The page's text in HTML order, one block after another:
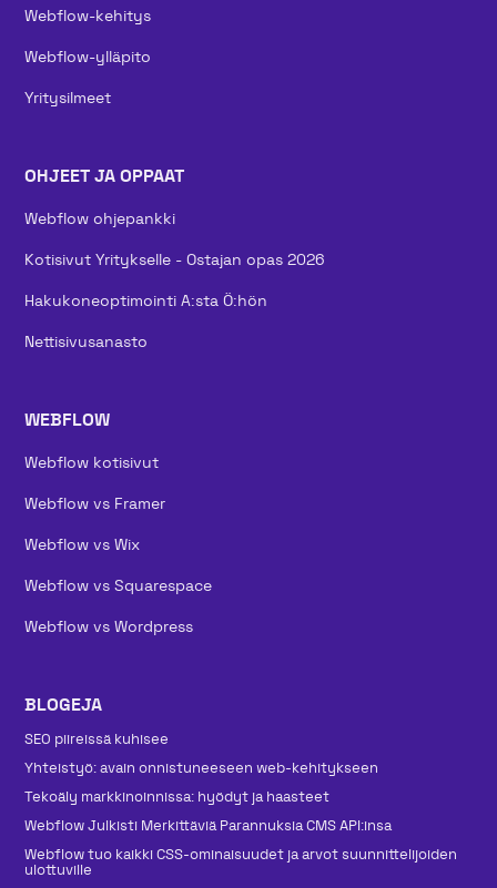
Webflow-kehitys
Webflow-ylläpito
Yritysilmeet
OHJEET JA OPPAAT
Webflow ohjepankki
Kotisivut Yritykselle - Ostajan opas 2026
Hakukoneoptimointi A:sta Ö:hön
Nettisivusanasto
WEBFLOW
Webflow kotisivut
Webflow vs Framer
Webflow vs Wix
Webflow vs Squarespace
Webflow vs Wordpress
BLOGEJA
SEO piireissä kuhisee
Yhteistyö: avain onnistuneeseen web-kehitykseen
Tekoäly markkinoinnissa: hyödyt ja haasteet
Webflow Julkisti Merkittäviä Parannuksia CMS API:insa
Webflow tuo kaikki CSS-ominaisuudet ja arvot suunnittelijoiden
ulottuville